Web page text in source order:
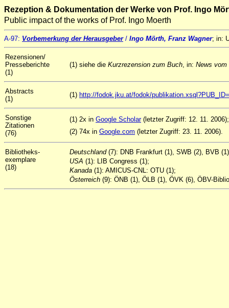
Rezeption & Dokumentation der Werke von Prof. Ingo
Public impact of the works of Prof. Ingo Moerth
A-97: Vorbemerkung der Herausgeber/ Ingo Mörth, Franz Wagner; in:
Rezensionen/
Presseberichte
(1)
(1) siehe die Kurzrezension zum Buch, in: News vom
Abstracts
(1)
(1) http://fodok.jku.at/fodok/
Sonstige
Zitationen
(76)
(1) 2x in Google Scholar(letzter Zugriff: 12. 11. 2006);
(2) 74x in Google.com (letzter Zugriff: 23. 11. 2006).
Bibliotheks-
exemplare
(18)
Deutschland (7): DNB Frankfurt (1), SWB (2), BVB
USA (1): LIB Congress (1);
Kanada (1): AMICUS-CNL: OTU (1);
Österreich (9): ÖNB (1), ÖLB (1), ÖVK (6), ÖBV-